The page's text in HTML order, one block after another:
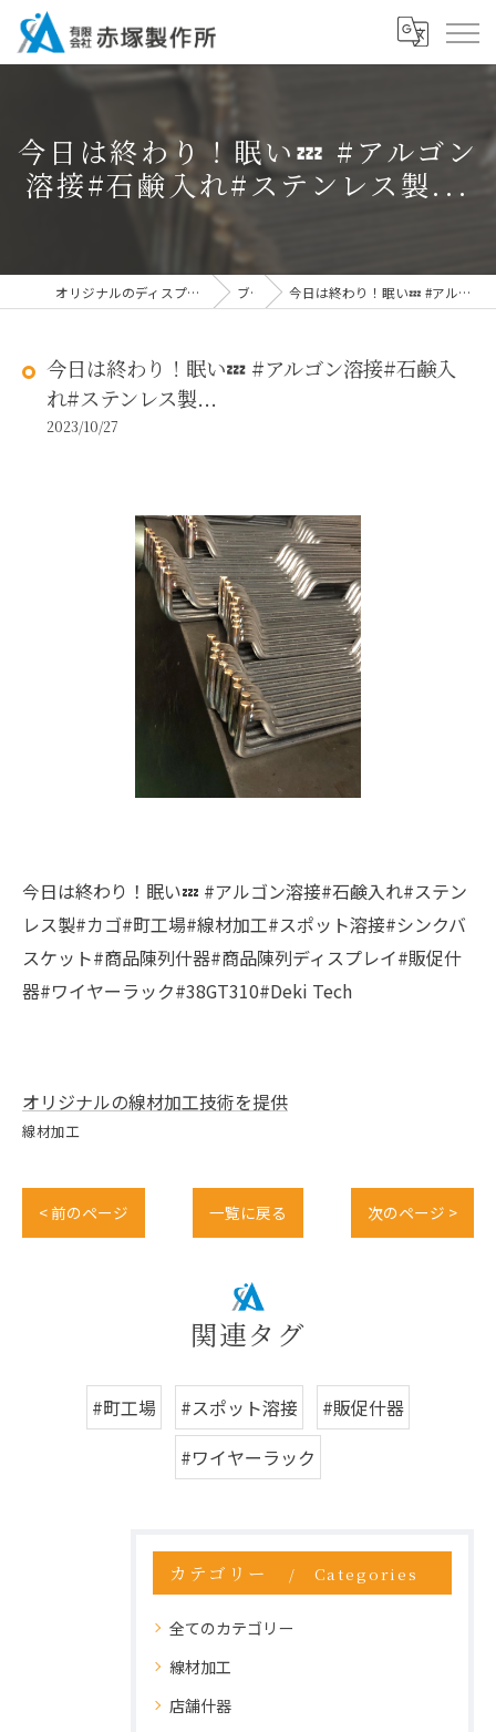
今日は終わり！眠い💤 #アルゴン
溶接#石鹸入れ#ステンレス製...
オリジナルのディスプレイなら有限会社赤塚製作所 ブログ 今日は終わり！眠い💤 #アルゴン溶接#石鹸入れ#ステンレス製...
今日は終わり！眠い💤 #アルゴン溶接#石鹸入
れ#ステンレス製...
2023/10/27
今日は終わり！眠い💤 #アルゴン溶接#石鹸入れ#ステン
レス製#カゴ#町工場#線材加工#スポット溶接#シンクバ
スケット#商品陳列什器#商品陳列ディスプレイ#販促什
器#ワイヤーラック#38GT310#Deki Tech
オリジナルの線材加工技術を提供
線材加工
< 前のページ 一覧に戻る 次のページ >
関連タグ
#町工場 #スポット溶接
#販促什器
#ワイヤーラック
カテゴリー Categories
全てのカテゴリー
線材加工
店舗什器